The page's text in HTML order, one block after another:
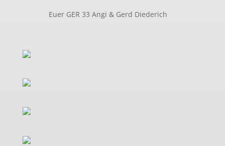
Euer GER 33 Angi & Gerd Diederich